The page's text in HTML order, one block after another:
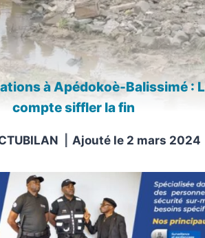
à Apédokoè-Balissimé :
compte siffler la fin
Ajouté le 2 mars 2024